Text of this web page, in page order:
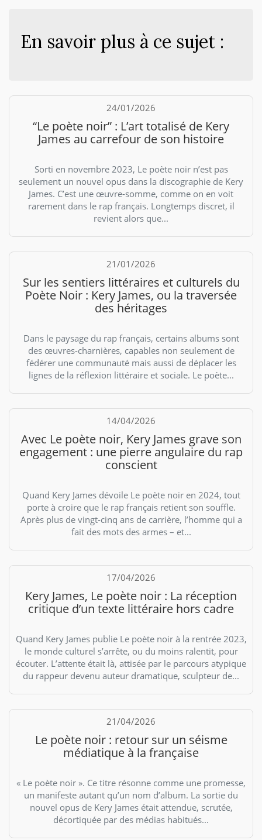
En savoir plus à ce sujet :
24/01/2026
“Le poète noir” : L’art totalisé de Kery
James au carrefour de son histoire
Sorti en novembre 2023, Le poète noir n’est pas
seulement un nouvel opus dans la discographie de Kery
James. C’est une œuvre-somme, comme on en voit
rarement dans le rap français. Longtemps discret, il
revient alors que...
21/01/2026
Sur les sentiers littéraires et culturels du
Poète Noir : Kery James, ou la traversée
des héritages
Dans le paysage du rap français, certains albums sont
des œuvres-charnières, capables non seulement de
fédérer une communauté mais aussi de déplacer les
lignes de la réflexion littéraire et sociale. Le poète...
14/04/2026
Avec Le poète noir, Kery James grave son
engagement : une pierre angulaire du rap
conscient
Quand Kery James dévoile Le poète noir en 2024, tout
porte à croire que le rap français retient son souffle.
Après plus de vingt-cinq ans de carrière, l’homme qui a
fait des mots des armes – et...
17/04/2026
Kery James, Le poète noir : La réception
critique d’un texte littéraire hors cadre
Quand Kery James publie Le poète noir à la rentrée 2023,
le monde culturel s’arrête, ou du moins ralentit, pour
écouter. L’attente était là, attisée par le parcours atypique
du rappeur devenu auteur dramatique, sculpteur de...
21/04/2026
Le poète noir : retour sur un séisme
médiatique à la française
« Le poète noir ». Ce titre résonne comme une promesse,
un manifeste autant qu’un nom d’album. La sortie du
nouvel opus de Kery James était attendue, scrutée,
décortiquée par des médias habitués...